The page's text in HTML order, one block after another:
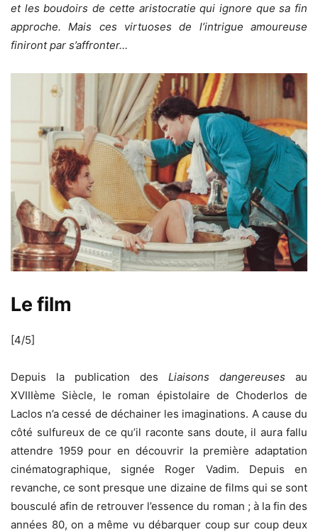
et les boudoirs de cette aristocratie qui ignore que sa fin
approche. Mais ces virtuoses de l’intrigue amoureuse
finiront par s’affronter…
Le film
[4/5]
Depuis la publication des Liaisons dangereuses au
XVIIIème Siècle, le roman épistolaire de Choderlos de
Laclos n’a cessé de déchainer les imaginations. A cause du
côté sulfureux de ce qu’il raconte sans doute, il aura fallu
attendre 1959 pour en découvrir la première adaptation
cinématographique, signée Roger Vadim. Depuis en
revanche, ce sont presque une dizaine de films qui se sont
bousculé afin de retrouver l’essence du roman ; à la fin des
années 80, on a même vu débarquer coup sur coup deux